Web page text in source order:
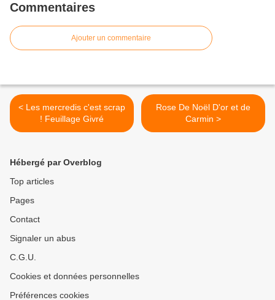
Commentaires
Ajouter un commentaire
< Les mercredis c'est scrap
! Feuillage Givré
Rose De Noël D'or et de
Carmin >
Hébergé par Overblog
Top articles
Pages
Contact
Signaler un abus
C.G.U.
Cookies et données personnelles
Préférences cookies